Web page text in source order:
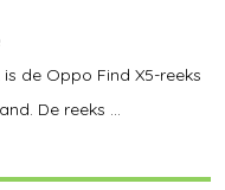
de Oppo Find X5-reeks
De reeks ...